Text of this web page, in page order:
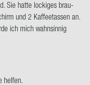
Sie hatte lo­cki­ges brau­
und 2 Kaf­fee­tas­sen an.
ich mich wahn­sin­nig
hel­fen.